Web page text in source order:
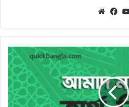
আমাদ
নামের
অর্থ
কি?
সঠিক
জানুন